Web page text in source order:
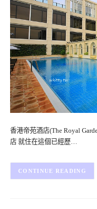
香港帝苑酒店(The Royal
店 就住在這個已經歷…
CONTINUE READING